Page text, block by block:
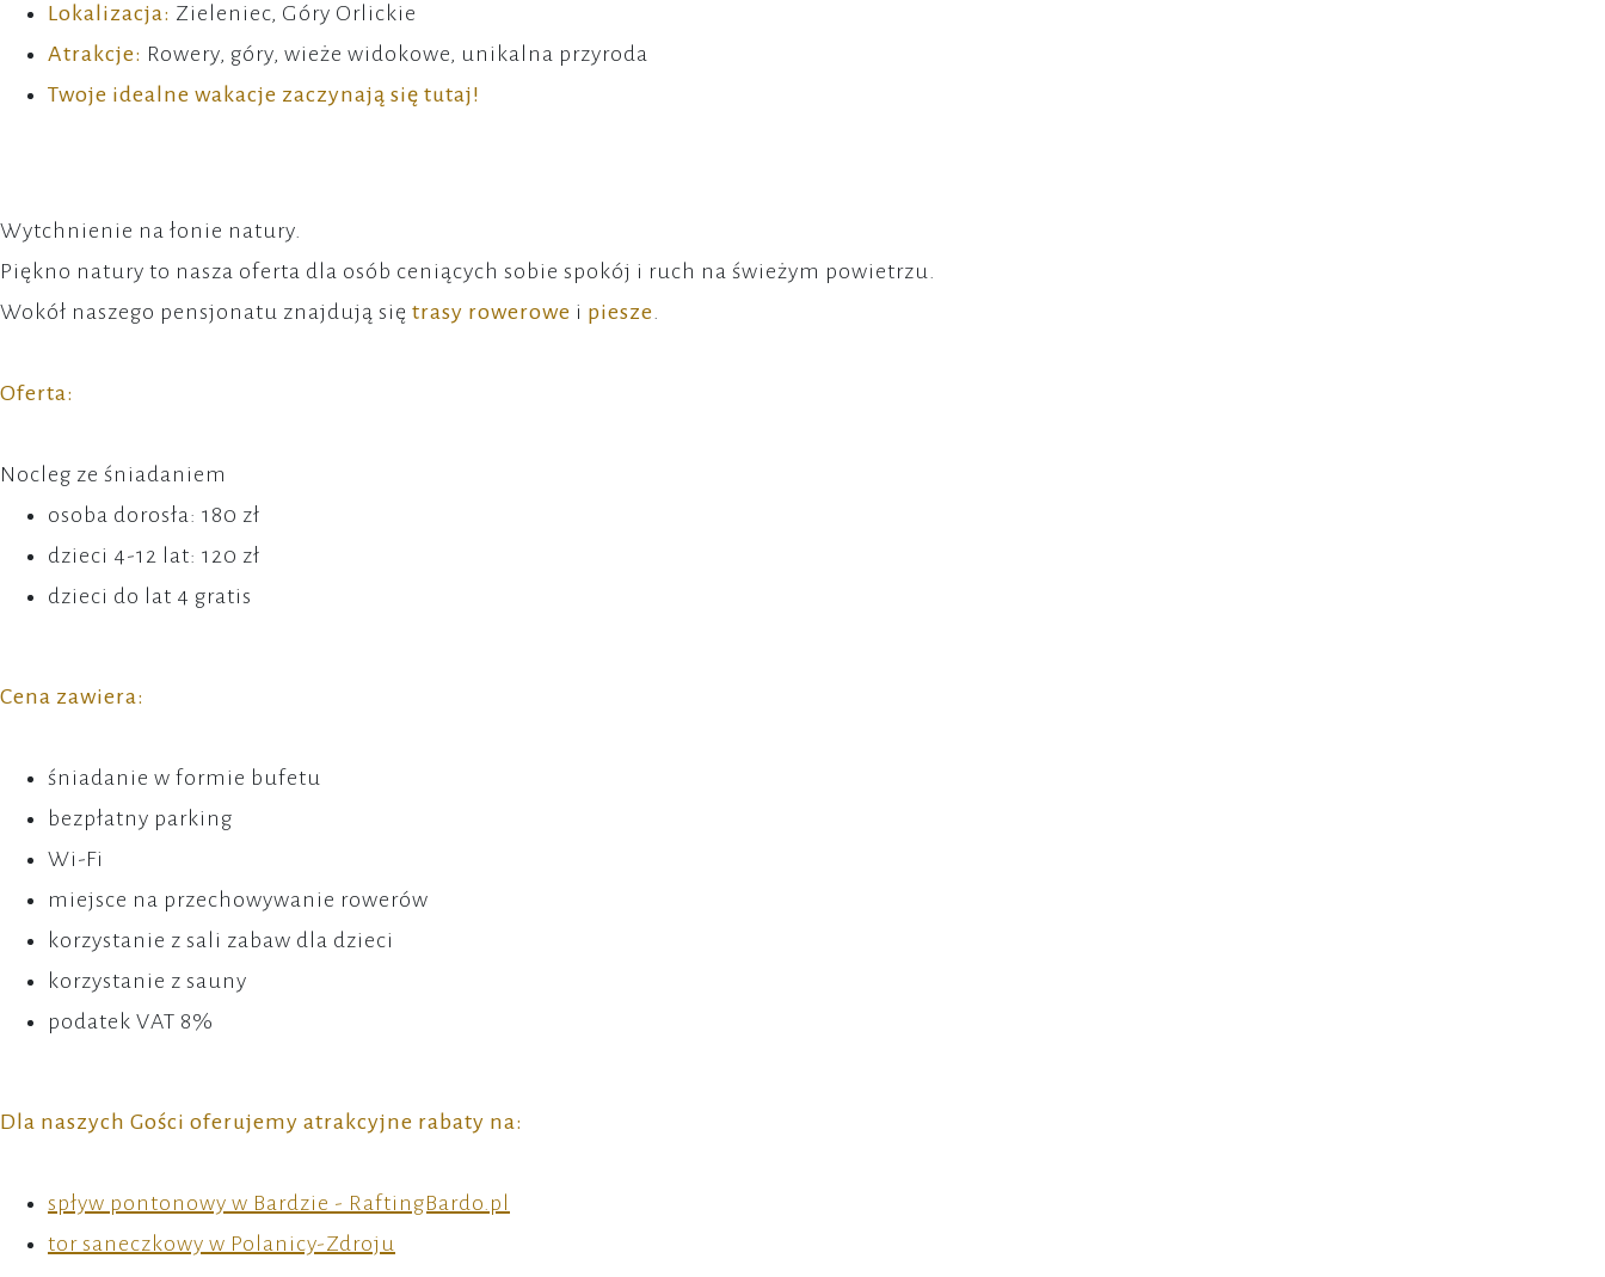
Lokalizacja: Zieleniec, Góry Orlickie
Atrakcje: Rowery, góry, wieże widokowe, unikalna przyroda
Twoje idealne wakacje zaczynają się tutaj!
Wytchnienie na łonie natury.
Piękno natury to nasza oferta dla osób ceniących sobie spokój i ruch na świeżym powietrzu.
Wokół naszego pensjonatu znajdują się trasy rowerowe i piesze.
Oferta:
Nocleg ze śniadaniem
osoba dorosła: 180 zł
dzieci 4-12 lat: 120 zł
dzieci do lat 4 gratis
Cena zawiera:
śniadanie w formie bufetu
bezpłatny parking
Wi-Fi
miejsce na przechowywanie rowerów
korzystanie z sali zabaw dla dzieci
korzystanie z sauny
podatek VAT 8%
Dla naszych Gości oferujemy atrakcyjne rabaty na:
spływ pontonowy w Bardzie - RaftingBardo.pl
tor saneczkowy w Polanicy-Zdroju